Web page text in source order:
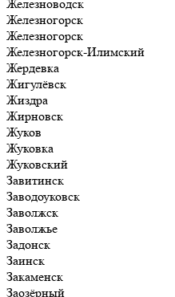
Железноводск
Железногорск
Железногорск
Железногорск-Илимский
Жердевка
Жигулёвск
Жиздра
Жирновск
Жуков
Жуковка
Жуковский
Завитинск
Заводоуковск
Заволжск
Заволжье
Задонск
Заинск
Закаменск
Заозёрный